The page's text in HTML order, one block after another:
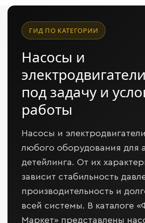
ГИД ПО КАТЕГОРИИ
Насосы и
под задачу и
работы
Насосы и
любого оборудования для
детейлинга. От их
зависит стабильность
производительность и
всей системы. В каталоге
Маркет» представлены